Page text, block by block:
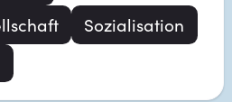
Sozialisation